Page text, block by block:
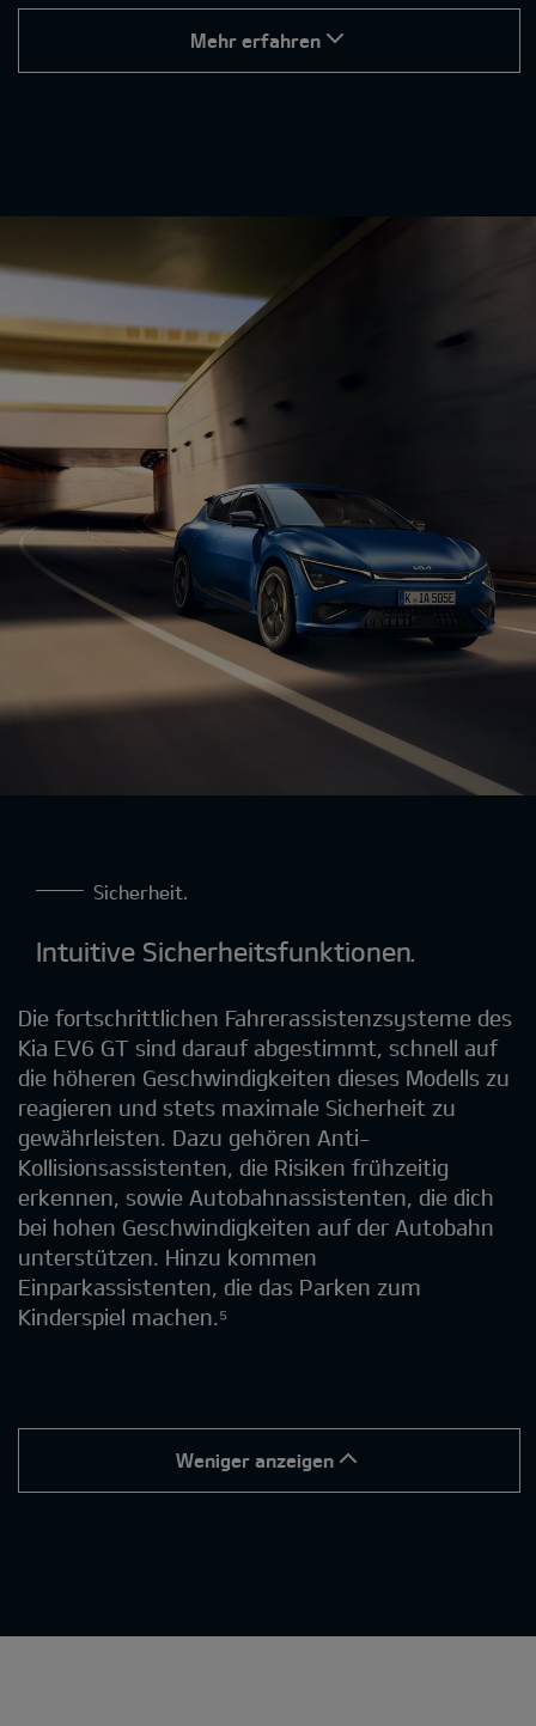
Mehr erfahren
Sicherheit.
Intuitive Sicherheitsfunktionen.
Die fortschrittlichen Fahrerassistenzsysteme des
Kia EV6 GT sind darauf abgestimmt, schnell auf
die höheren Geschwindigkeiten dieses Modells zu
reagieren und stets maximale Sicherheit zu
gewährleisten. Dazu gehören Anti-
Kollisionsassistenten, die Risiken frühzeitig
erkennen, sowie Autobahnassistenten, die dich
bei hohen Geschwindigkeiten auf der Autobahn
unterstützen. Hinzu kommen
Einparkassistenten, die das Parken zum
Kinderspiel machen.⁵
Weniger anzeigen